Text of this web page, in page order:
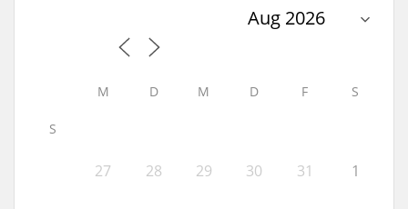
M D M D F S
S
27 28 29 30 31 1